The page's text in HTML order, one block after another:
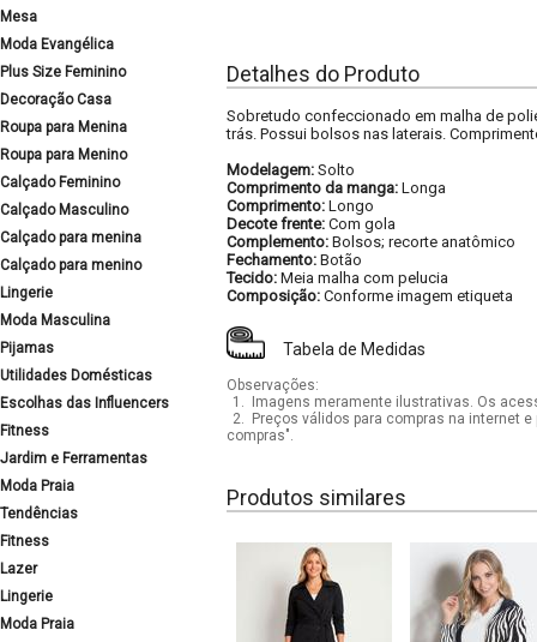
Mesa
Moda Evangélica
Plus Size Feminino
Decoração Casa
Roupa para Menina
Roupa para Menino
Calçado Feminino
Calçado Masculino
Calçado para menina
Calçado para menino
Lingerie
Moda Masculina
Pijamas
Utilidades Domésticas
Escolhas das Influencers
Fitness
Jardim e Ferramentas
Moda Praia
Tendências
Fitness
Lazer
Lingerie
Moda Praia
Detalhes do Produto
Sobretudo confeccionado em malha de
trás. Possui bolsos nas laterais.
Modelagem: Solto
Comprimento da manga: Longa
Comprimento: Longo
Decote frente: Com gola
Complemento: Bolsos; recorte anatômico
Fechamento: Botão
Tecido: Meia malha com pelucia
Composição: Conforme imagem etiqueta
Tabela de Medidas
Observações:
1.
Imagens meramente ilustrativas. Os
2.
Preços válidos para compras na internet
compras".
Produtos similares